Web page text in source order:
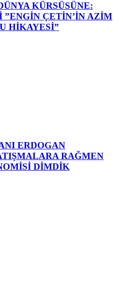
KÜRSÜSÜNE:
ÇETİN’İN AZİM
HİKAYESİ”
ERDOGAN
RAĞMEN
DİMDİK